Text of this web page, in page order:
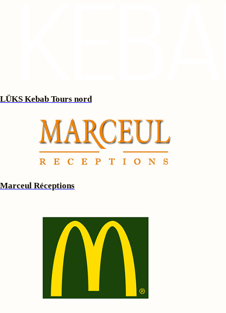
⁠⁠LÜKS Kebab Tours nord
Marceul Réceptions